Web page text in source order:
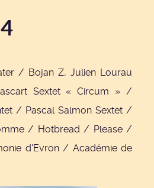
/ Bojan Z, Julien Lourau
Sextet « Circum » /
/ Pascal Salmon Sextet /
/ Hotbread / Please /
d'Evron / Académie de